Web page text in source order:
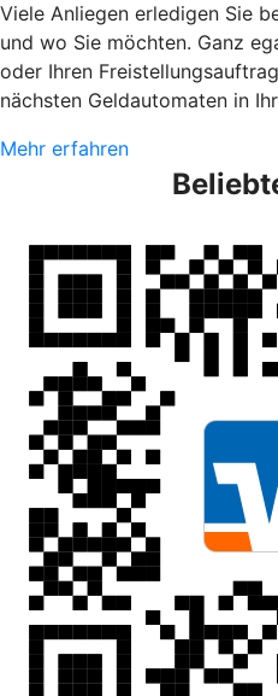
Viele Anliegen erledigen Sie
und wo Sie möchten. Ganz
oder Ihren
nächsten Geldautomaten in
Mehr erfahren